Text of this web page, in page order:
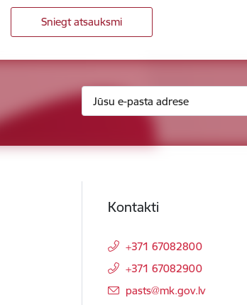
Sniegt atsauksmi
Kontakti
+371 67082800
+371 67082900
E-pasts:
pasts@mk.gov.lv